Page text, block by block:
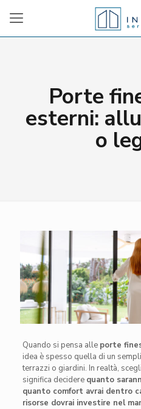
Porte
esterni:
o
Quando si pensa alle porte
idea è spesso quella di un
terrazzi o giardini. In realtà,
significa decidere quanto
quanto comfort avrai dentro
risorse dovrai investire nel